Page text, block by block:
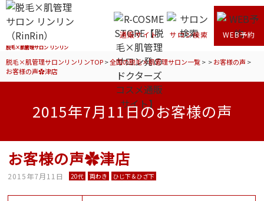
脱毛×肌管理サロン リンリン
通販サイト サロン検索 WEB予約
脱毛×肌管理サロンリンリンTOP>全国の脱毛×肌管理サロン一覧> >お客様の声 >
お客様の声✿津店
2015年7月11日のお客様の声
お客様の声✿津店
2015年7月11日 20代 両わき ひじ下＆ひざ下